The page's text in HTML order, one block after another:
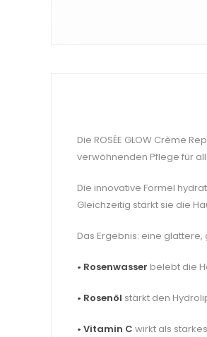
Die ROSÉE GLOW Crème
verwöhnenden Pflege für
Die innovative Formel
Gleichzeitig stärkt sie die
Das Ergebnis: eine
• Rosenwasser belebt die
• Rosenöl stärkt den
• Vitamin C wirkt als